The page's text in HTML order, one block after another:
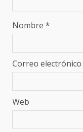
Nombre *
Correo electrónico
Web